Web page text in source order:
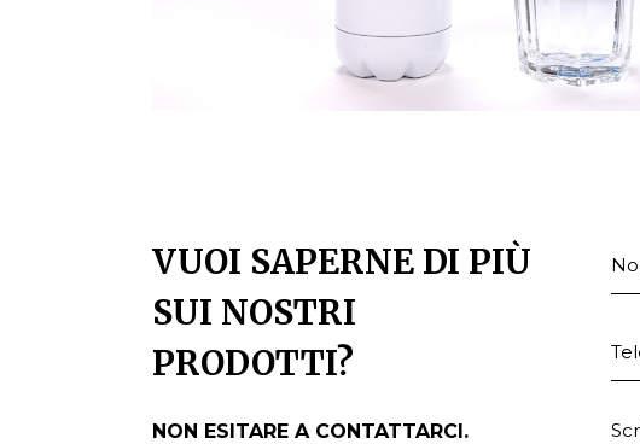
VUOI SAPERNE DI PIÙ
SUI NOSTRI
PRODOTTI?
NON ESITARE A CONTATTARCI.